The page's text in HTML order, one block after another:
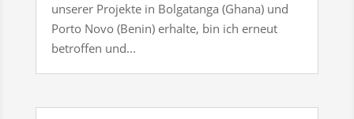
unserer Projekte in Bolgatanga (Ghana) und
Porto Novo (Benin) erhalte, bin ich erneut
betroffen und...